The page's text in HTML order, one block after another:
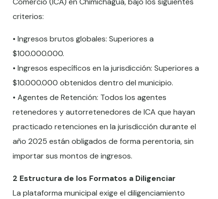
criterios:
• Ingresos brutos globales: Superiores a
$100.000.000.
• Ingresos específicos en la jurisdicción: Superiores a
$10.000.000 obtenidos dentro del municipio.
• Agentes de Retención: Todos los agentes
retenedores y autorretenedores de ICA que hayan
practicado retenciones en la jurisdicción durante el
año 2025 están obligados de forma perentoria, sin
importar sus montos de ingresos.
2 Estructura de los Formatos a Diligenciar
La plataforma municipal exige el diligenciamiento